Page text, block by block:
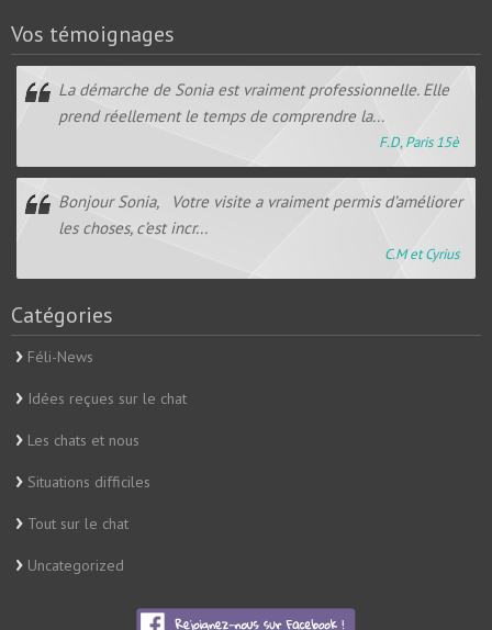
Vos témoignages
La démarche de Sonia est vraiment professionnelle. Elle
prend réellement le temps de comprendre la...
F.D, Paris 15è
Bonjour Sonia, Votre visite a vraiment permis d’améliorer
les choses, c’est incr...
C.M et Cyrius
Catégories
Féli-News
Idées reçues sur le chat
Les chats et nous
Situations difficiles
Tout sur le chat
Uncategorized